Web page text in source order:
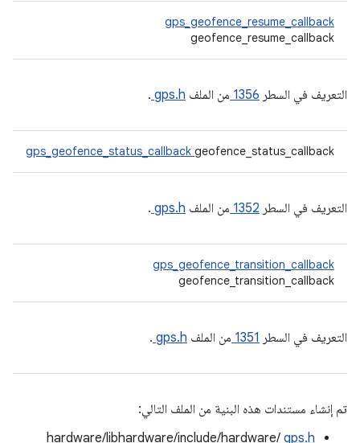
gps_geofence_resume_callback
geofence_resume_callback
التعريف في السطر 1356 من الملف gps.h
.
gps_geofence_status_callback geofence_status_callback
التعريف في السطر 1352 من الملف gps.h
.
gps_geofence_transition_callback
geofence_transition_callback
التعريف في السطر 1351 من الملف gps.h
.
تم إنشاء مستندات هذه البنية من الملف التالي:
hardware/libhardware/include/hardware/ gps.h